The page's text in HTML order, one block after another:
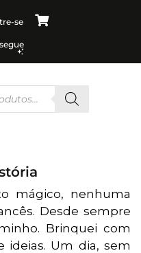
se
mágico, nenhuma
Desde sempre
Brinquei com
ideias. Um dia, sem